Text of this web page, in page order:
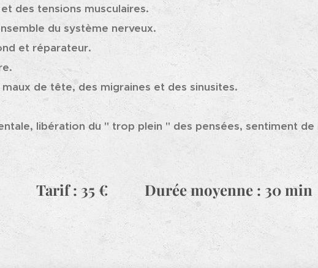
des tensions musculaires.
du système nerveux.
et réparateur.
de tête, des migraines et des sinusites.
libération du " trop plein " des pensées, sentiment
Tarif : 35 € Durée moyenne : 30 min